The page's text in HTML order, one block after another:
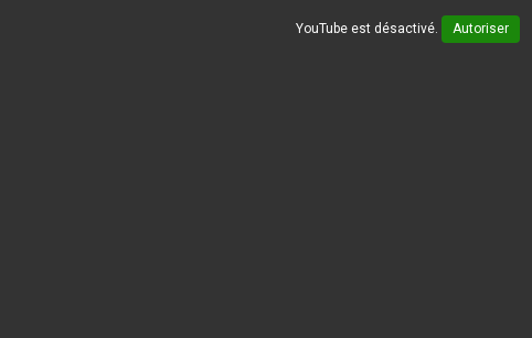
YouTube est désactivé. Autoriser